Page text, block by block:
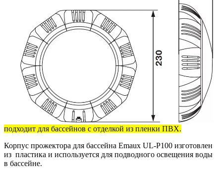
подходит для бассейнов с отделкой из пленки ПВХ.
Корпус прожектора для бассейна Emaux UL-P100 изготовлен
из пластика и используется для подводного освещения воды
в бассейне.